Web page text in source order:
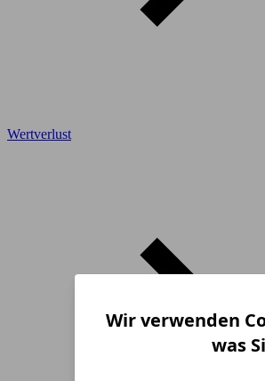
Wir verwenden
was
Wertverlust